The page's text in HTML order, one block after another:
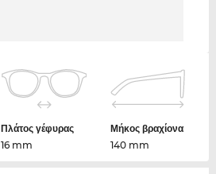
Πλάτος γέφυρας
16 mm
Μήκος βραχίονα
140 mm